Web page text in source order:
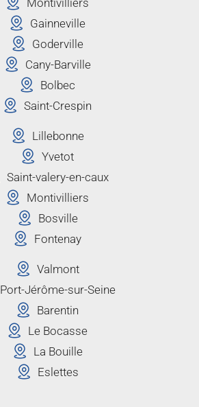
Gainneville
Goderville
Cany-Barville
Bolbec
Saint-Crespin
Lillebonne
Yvetot
Saint-valery-en-caux
Montivilliers
Bosville
Fontenay
Valmont
Port-Jérôme-sur-Seine
Barentin
Le Bocasse
La Bouille
Eslettes